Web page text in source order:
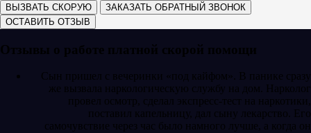
ВЫЗВАТЬ СКОРУЮ
ЗАКАЗАТЬ ОБРАТНЫЙ ЗВОНОК
ОСТАВИТЬ ОТЗЫВ
Отзывы о работе платной скорой помощи
Сын пришел с вечеринки «под кайфом». В панике сразу
же вызвала наркологическую службу на дом. Нарколог
провел осмотр, сделал экспресс-тест на наркотики,
поставил капельницу, дал сыну лекарство. Его
самочувствие через час было намного лучше, а когда он